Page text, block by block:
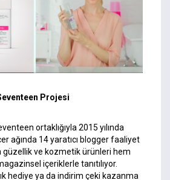
Projesi
ortaklığıyla 2015 yılında
ağında 14 yaratıcı blogger faaliyet
güzellik ve kozmetik ürünleri hem
içeriklerle tanıtılıyor.
hediye ya da indirim çeki kazanma